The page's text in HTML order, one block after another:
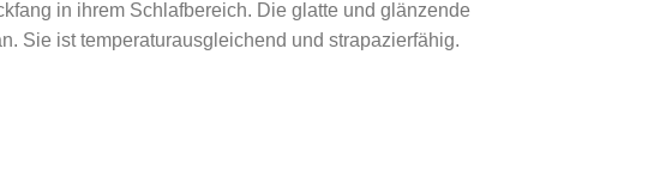
in ihrem Schlafbereich. Die glatte und glänzende
Sie ist temperaturausgleichend und strapazierfähig.